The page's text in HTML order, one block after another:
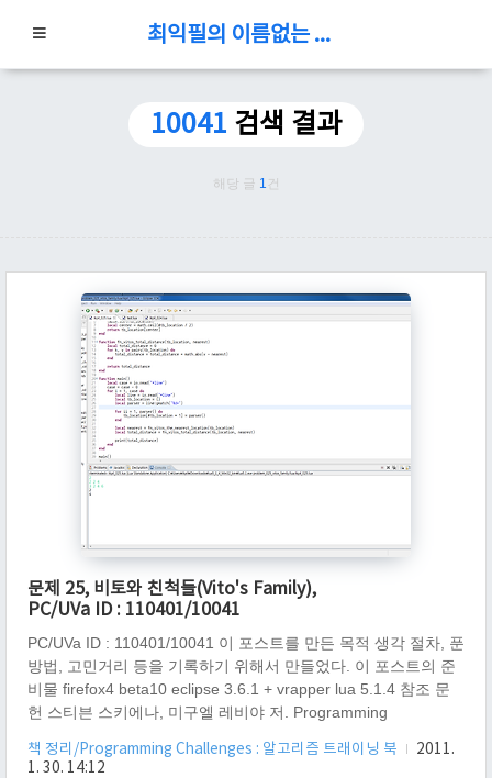
최익필의 이름없는 블로그
10041 검색 결과
해당 글 1 건
문제 25, 비토와 친척들(Vito's Family),
PC/UVa ID : 110401/10041
PC/UVa ID : 110401/10041 이 포스트를 만든 목적 생각 절차, 푼
방법, 고민거리 등을 기록하기 위해서 만들었다. 이 포스트의 준
비물 firefox4 beta10 eclipse 3.6.1 + vrapper lua 5.1.4 참조 문
헌 스티븐 스키에나, 미구엘 레비야 저. Programming
디어 초판 2쇄 2004.12.05. (문제 25, 비토와 친척들, page 120)
책 정리/Programming Challenges : 알고리즘 트래이닝 북
2011.
1. 30. 14:12